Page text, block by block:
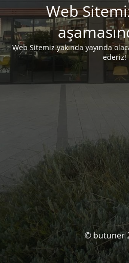
Web
Web Sitemiz yakında yayında
ederiz!
© butuner